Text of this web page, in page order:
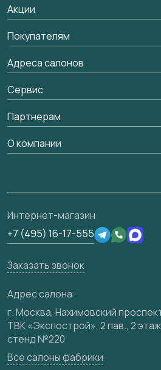
Межкомнатные двери
Межкомнатные перегородки
Алюминиевые двери
Стеновые панели
Погонаж
Накладки на дверь
Акции
Акции компании
Покупателям
Доставка
Обмен и возврат
Гарантия
Вопрос-ответ
Техническая информация
Юридическая информация
Адреса салонов
Сервис
Вызов замерщика
Монтаж
Подготовка проемов
Партнерам
Дизайнерам / архитекторам
О компании
Сертификаты
Производство
Медиацентр
Видео
Карта сайта
Интернет-магазин
+7 (495) 16-17-555
Заказать звонок
Адрес салона:
г. Москва, Нахимовский
ТВК «Экспострой», 2 пав., 2
стенд №220
Все салоны фабрики